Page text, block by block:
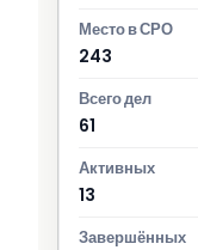
243
61
13